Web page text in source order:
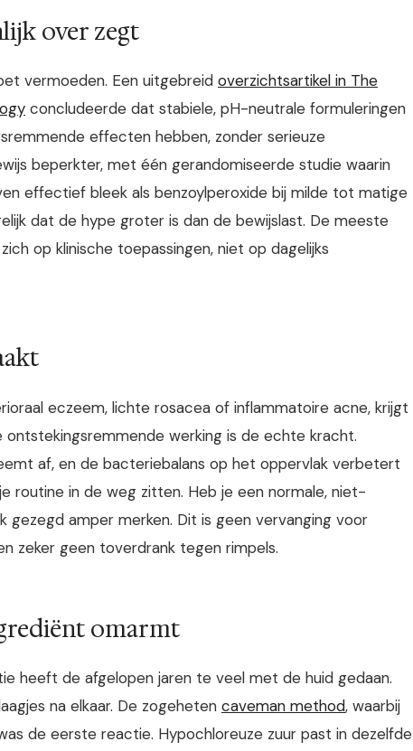
over zegt
vermoeden. Een uitgebreid overzichtsartikel in The
concludeerde dat stabiele, pH-neutrale formuleringen
effecten hebben, zonder serieuze
beperkter, met één gerandomiseerde studie waarin
effectief bleek als benzoylperoxide bij milde tot matige
dat de hype groter is dan de bewijslast. De meeste
op klinische toepassingen, niet op dagelijks
eczeem, lichte rosacea of inflammatoire acne, krijgt
ontstekingsremmende werking is de echte kracht.
af, en de bacteriebalans op het oppervlak verbetert
routine in de weg zitten. Heb je een normale, niet-
gezegd amper merken. Dit is geen vervanging voor
zeker geen toverdrank tegen rimpels.
omarmt
heeft de afgelopen jaren te veel met de huid gedaan.
na elkaar. De zogeheten caveman method, waarbij
de eerste reactie. Hypochloreuze zuur past in dezelfde